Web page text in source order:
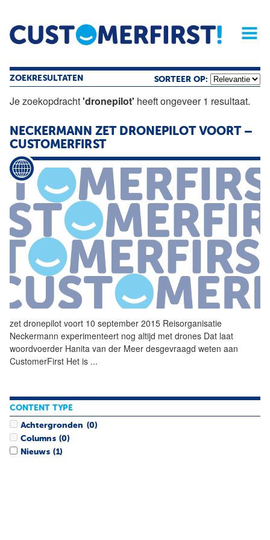
Home Opinie Archief
Magazine
ZOEKRESULTATEN SORTEER OP:
Je zoekopdracht'dronepilot' heeft ongeveer 1 resultaat.
NECKERMANN ZET DRONEPILOT VOORT –
CUSTOMERFIRST
zet dronepilot voort 10 september 2015 Reisorganisatie
Neckermann experimenteert nog altijd met drones Dat laat
woordvoerder Hanita van der Meer desgevraagd weten aan
CustomerFirst Het is ...
CONTENT TYPE
Achtergronden (0)
Columns (0)
Nieuws (1)